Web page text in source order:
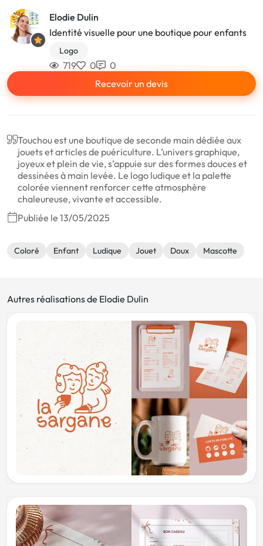
Elodie Dulin
Identité visuelle pour une boutique pour enfants
Logo
719 0
0
Recevoir un devis
Touchou est une boutique de seconde main dédiée aux
jouets et articles de puériculture. L’univers graphique,
joyeux et plein de vie, s’appuie sur des formes douces et
dessinées à main levée. Le logo ludique et la palette
colorée viennent renforcer cette atmosphère
chaleureuse, vivante et accessible.
Publiée le 13/05/2025
Coloré Enfant Ludique Jouet Doux Mascotte
Autres réalisations de Elodie Dulin